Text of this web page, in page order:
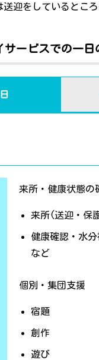
迎をしているところ
サービスでの一日
来所・健康状態の
来所(送迎・保
健康確認・水
など
個別・集団支援
宿題
創作
遊び